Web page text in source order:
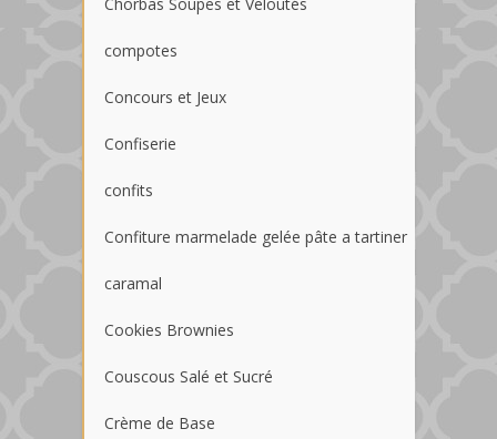
compotes
Concours et Jeux
Confiserie
confits
Confiture marmelade gelée pâte a tartiner
caramal
Cookies Brownies
Couscous Salé et Sucré
Crème de Base